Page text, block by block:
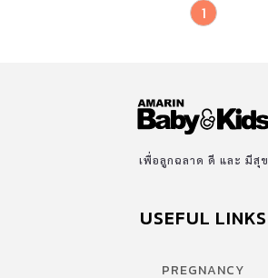
1
เพื่อลูกฉลาด ดี และ มีสุข
USEFUL LINKS
PREGNANCY